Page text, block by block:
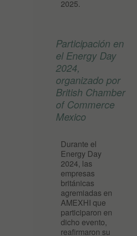
2025.
Participación en
el Energy Day
2024,
organizado por
British Chamber
of Commerce
Mexico
Durante el
Energy Day
2024, las
empresas
británicas
agremiadas en
AMEXHI que
participaron en
dicho evento,
reafirmaron su